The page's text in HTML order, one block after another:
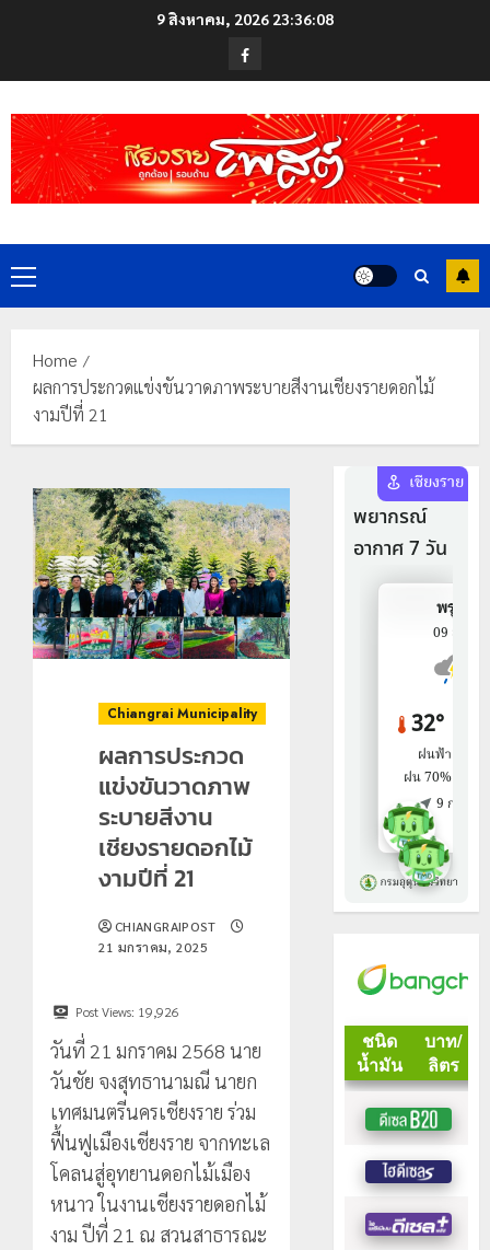
9 สิงหาคม, 2026 23:36:09
Facebook
Primary
Menu
Home
ผลการประกวดแข่งขันวาดภาพระบายสีงานเชียงรายดอกไม้
งามปีที่ 21
Chiangrai Municipality
ผลการประกวด
แข่งขันวาดภาพ
ระบายสีงาน
เชียงรายดอกไม้
งามปีที่ 21
CHIANGRAIPOST
21 มกราคม, 2025
Post Views: 19,926
วันที่ 21 มกราคม 2568 นาย
วันชัย จงสุทธานามณี นายก
เทศมนตรีนครเชียงราย ร่วม
ฟื้นฟูเมืองเชียงราย จากทะเล
โคลนสู่อุทยานดอกไม้เมือง
หนาว ในงานเชียงรายดอกไม้
งาม ปีที่ 21 ณ สวนสาธารณะ